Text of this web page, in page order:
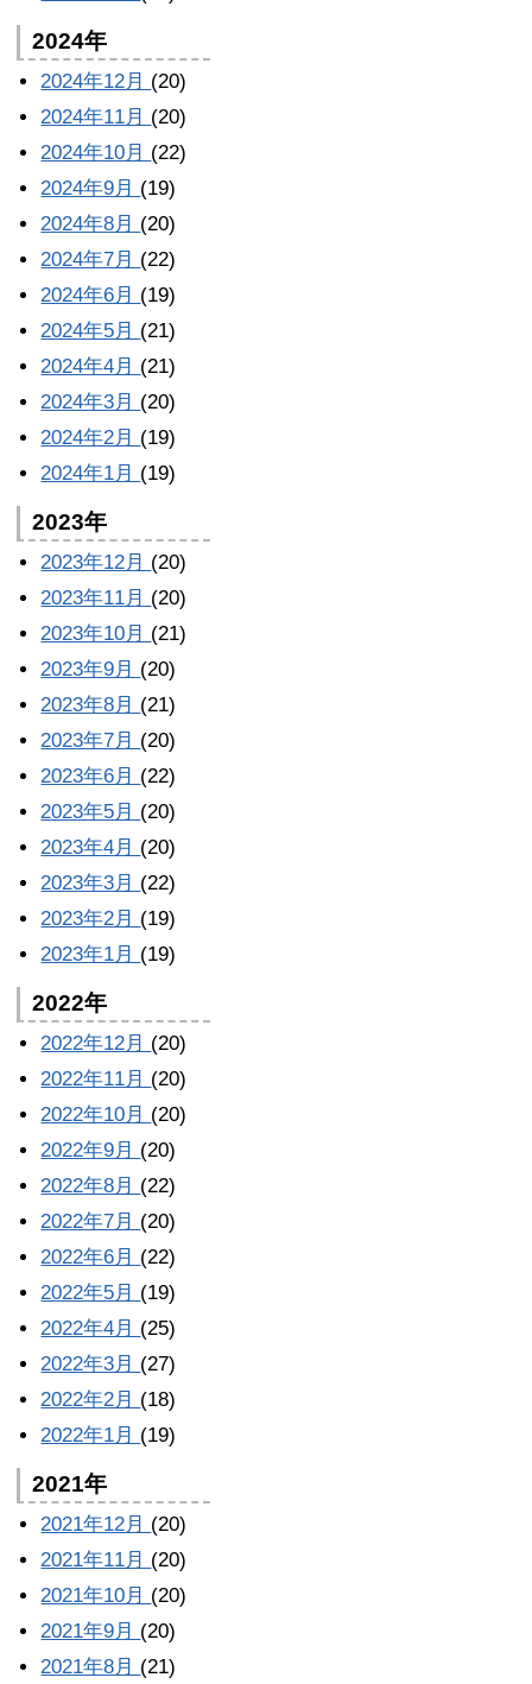
2024年
2024年12月 (20)
2024年11月 (20)
2024年10月 (22)
2024年9月 (19)
2024年8月 (20)
2024年7月 (22)
2024年6月 (19)
2024年5月 (21)
2024年4月 (21)
2024年3月 (20)
2024年2月 (19)
2024年1月 (19)
2023年
2023年12月 (20)
2023年11月 (20)
2023年10月 (21)
2023年9月 (20)
2023年8月 (21)
2023年7月 (20)
2023年6月 (22)
2023年5月 (20)
2023年4月 (20)
2023年3月 (22)
2023年2月 (19)
2023年1月 (19)
2022年
2022年12月 (20)
2022年11月 (20)
2022年10月 (20)
2022年9月 (20)
2022年8月 (22)
2022年7月 (20)
2022年6月 (22)
2022年5月 (19)
2022年4月 (25)
2022年3月 (27)
2022年2月 (18)
2022年1月 (19)
2021年
2021年12月 (20)
2021年11月 (20)
2021年10月 (20)
2021年9月 (20)
2021年8月 (21)